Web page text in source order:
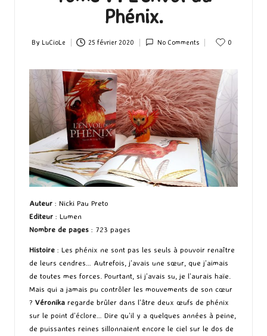
Phénix.
Posted
By LuCioLe 25 février 2020 No Comments 0
Auteur : Nicki Pau Preto
Editeur : Lumen
Nombre de pages : 723 pages
Histoire : Les phénix ne sont pas les seuls à pouvoir renaître
de leurs cendres… Autrefois, j’avais une sœur, que j’aimais
de toutes mes forces. Pourtant, si j’avais su, je l’aurais haïe.
Mais qui a jamais pu contrôler les mouvements de son cœur
? Véronika regarde brûler dans l’âtre deux œufs de phénix
sur le point d’éclore… Dire qu’il y a quelques années à peine,
de puissantes reines sillonnaient encore le ciel sur le dos de